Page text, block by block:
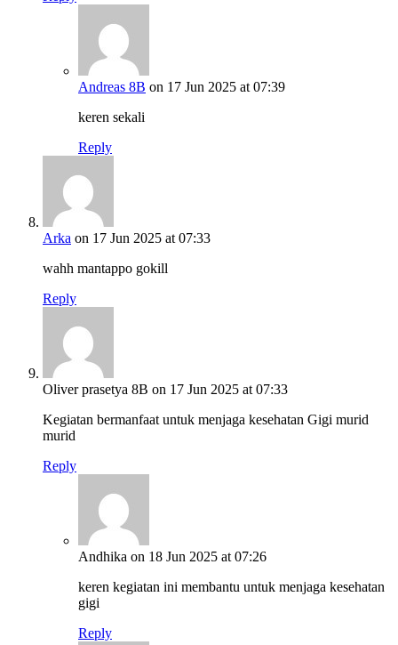
Andreas 8B on 17 Jun 2025 at 07:39
keren sekali
Reply
Arka on 17 Jun 2025 at 07:33
wahh mantappo gokill
Reply
Oliver prasetya 8B on 17 Jun 2025 at 07:33
Kegiatan bermanfaat untuk menjaga kesehatan Gigi murid
murid
Reply
Andhika on 18 Jun 2025 at 07:26
keren kegiatan ini membantu untuk menjaga kesehatan
gigi
Reply